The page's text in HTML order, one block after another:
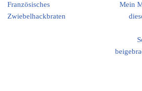
Französisches
Zwiebelhackbraten
Mein